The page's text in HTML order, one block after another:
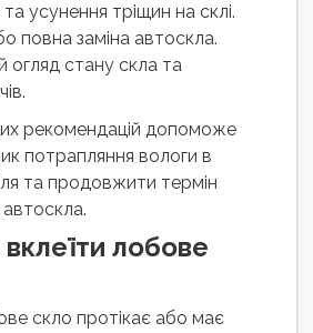
усунення тріщин на склі.
повна заміна автоскла.
огляд стану скла та
рекомендацій допоможе
потрапляння вологи в
та продовжити термін
лобове
скло протікає або має